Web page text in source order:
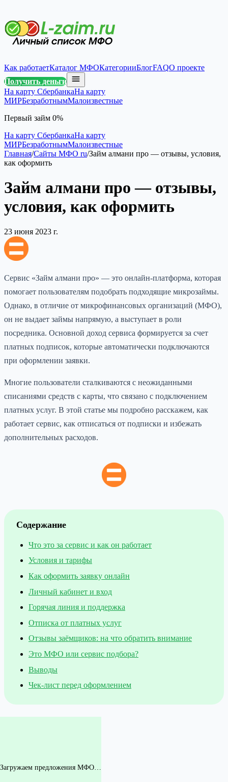
Как работаетКаталог МФОКатегорииБлогFAQО проекте
Получить деньги
На карту СбербанкаНа карту
МИРБезработнымМалоизвестные
Первый займ 0%
На карту СбербанкаНа карту
МИРБезработнымМалоизвестные
Главная/Сайты МФО ru/Займ алмани про — отзывы, условия,
как оформить
Займ алмани про — отзывы,
условия, как оформить
23 июня 2023 г.
Сервис «Займ алмани про» — это онлайн-платформа, которая
помогает пользователям подобрать подходящие микрозаймы.
Однако, в отличие от микрофинансовых организаций (МФО),
он не выдает займы напрямую, а выступает в роли
посредника. Основной доход сервиса формируется за счет
платных подписок, которые автоматически подключаются
при оформлении заявки.
Многие пользователи сталкиваются с неожиданными
списаниями средств с карты, что связано с подключением
платных услуг. В этой статье мы подробно расскажем, как
работает сервис, как отписаться от подписки и избежать
дополнительных расходов.
Содержание
Что это за сервис и как он работает
Условия и тарифы
Как оформить заявку онлайн
Личный кабинет и вход
Горячая линия и поддержка
Отписка от платных услуг
Отзывы заёмщиков: на что обратить внимание
Это МФО или сервис подбора?
Выводы
Чек-лист перед оформлением
Загружаем предложения МФО…